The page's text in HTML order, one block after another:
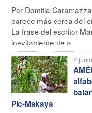
Por Domitia
parece más cerca del
La frase del escritor
inevitablemente a ...
2
Pic-Makaya